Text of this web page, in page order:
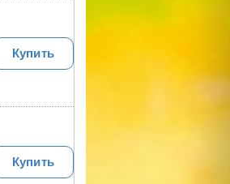
Купить
Купить